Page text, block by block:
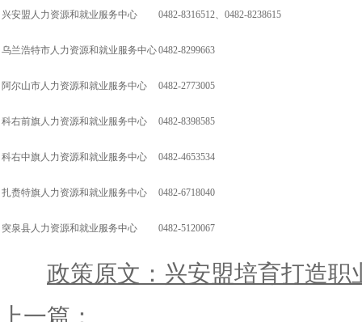
兴安盟人力资源和就业服务中心 0482-8316512、0482-8238615
乌兰浩特市人力资源和就业服务中心0482-8299663
阿尔山市人力资源和就业服务中心 0482-2773005
科右前旗人力资源和就业服务中心 0482-8398585
科右中旗人力资源和就业服务中心 0482-4653534
扎赉特旗人力资源和就业服务中心 0482-6718040
突泉县人力资源和就业服务中心 0482-5120067
政策原文：兴安盟培育打造职
上一篇：